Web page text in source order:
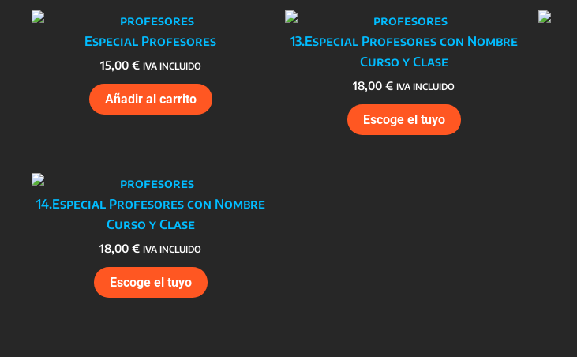
Especial Profesores
15,00 € IVA INCLUIDO
Añadir al carrito
13.Especial Profesores con Nombre
Curso y Clase
18,00 € IVA INCLUIDO
Escoge el tuyo
14.Especial Profesores con Nombre
Curso y Clase
18,00 € IVA INCLUIDO
Escoge el tuyo